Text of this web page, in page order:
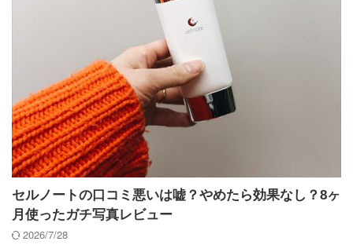
セルノートの口コミ悪いは嘘？やめたら効果なし？8ヶ
月使ったガチ写真レビュー
2026/7/28